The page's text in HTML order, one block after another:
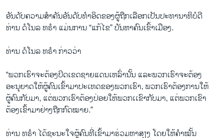
ອັນດັບຄວາມສຳຄັນອັນດັບທຳອິດຂອງຜູ້ຖືກເລືອກເປັນປະທານາທິບໍດີ
ທ່ານ ດໍໂນລ ທຣໍາ ແມ່ນການ “ແກ້ໄຂ” ບັນຫາຄົນເຂົ້າເມືອງ.
ທ່ານ ດໍໂນລ ທຣໍາ ກ່າວວ່າ
“ພວກເຮົາຈະຕ້ອງປິດເຂດຊາຍແດນເຫລົ່ານັ້ນ ແລະພວກເຮົາຈະຕ້ອງ
ອະນຸຍາດໃຫ້ຜູ້ຄົນເຂົ້າມາປະເທດຂອງພວກເຮົາ, ພວກເຮົາຕ້ອງການໃຫ້
ຜູ້ຄົນກັບມາ, ແຕ່ພວກເຮົາຕ້ອງປ່ອຍໃຫ້ພວກເເຂົາກັບມາ, ແຕ່ພວກເຂົາ
ຕ້ອງເຂົ້າມາຢ່າງຖືກກົດໝາຍ.”
ທ່ານ ທຣຳ ໄດ້ຊະນະໃຈຜູ້ຄົນທີ່ເຂົ້າມາຮ່ວມຫາສຽງ ໂດຍໃຫ້ຄຳໝັ້ນ